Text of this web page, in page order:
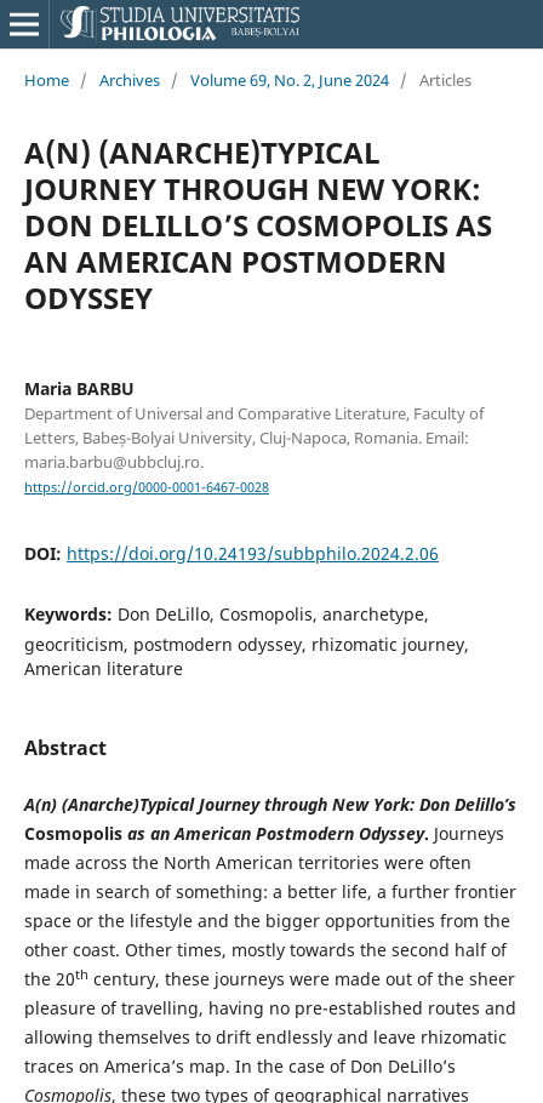
Home / Archives / Volume 69, No. 2, June 2024 / Articles
A(N) (ANARCHE)TYPICAL
JOURNEY THROUGH NEW YORK:
DON DELILLO’S COSMOPOLIS AS
AN AMERICAN POSTMODERN
ODYSSEY
Maria BARBU
Department of Universal and Comparative Literature, Faculty of
Letters, Babeș-Bolyai University, Cluj-Napoca, Romania. Email:
maria.barbu@ubbcluj.ro.
https://orcid.org/0000-0001-6467-0028
DOI: https://doi.org/10.24193/subbphilo.2024.2.06
Keywords: Don DeLillo, Cosmopolis, anarchetype,
geocriticism, postmodern odyssey, rhizomatic journey,
American literature
Abstract
A(n) (Anarche)Typical Journey through New York: Don Delillo’s
Cosmopolisas an American Postmodern Odyssey. Journeys
made across the North American territories were often
made in search of something: a better life, a further frontier
space or the lifestyle and the bigger opportunities from the
other coast. Other times, mostly towards the second half of
the 20th century, these journeys were made out of the sheer
pleasure of travelling, having no pre-established routes and
allowing themselves to drift endlessly and leave rhizomatic
traces on America’s map. In the case of Don DeLillo’s
Cosmopolis, these two types of geographical narratives